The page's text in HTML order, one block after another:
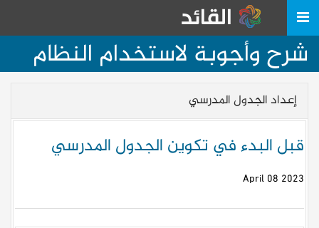
شرح وأجوبة لاستخدام النظام
إعداد الجدول المدرسي
قبل البدء في تكوين الجدول المدرسي
2023 April 08